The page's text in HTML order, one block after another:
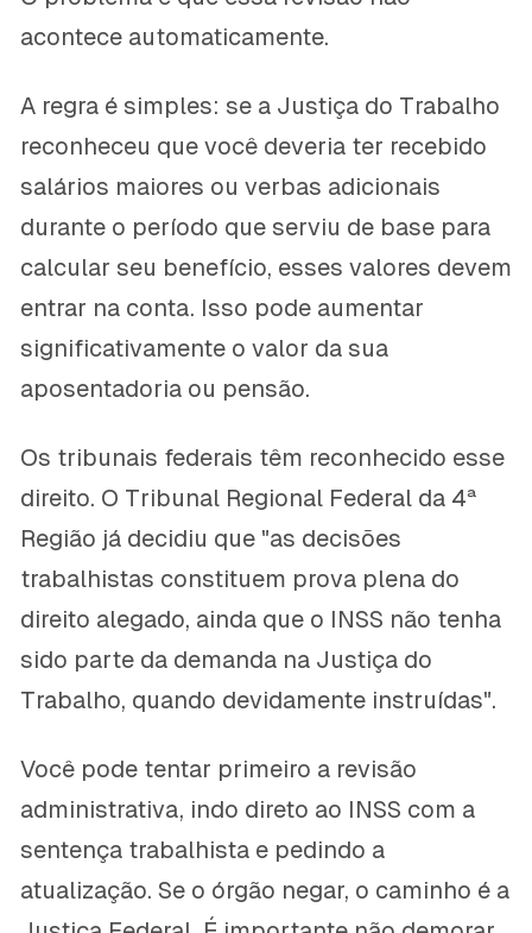
acontece automaticamente.
A regra é simples: se a Justiça do Trabalho
reconheceu que você deveria ter recebido
salários maiores ou verbas adicionais
durante o período que serviu de base para
calcular seu benefício, esses valores devem
entrar na conta. Isso pode aumentar
significativamente o valor da sua
aposentadoria ou pensão.
Os tribunais federais têm reconhecido esse
direito. O Tribunal Regional Federal da 4ª
Região já decidiu que "as decisões
trabalhistas constituem prova plena do
direito alegado, ainda que o INSS não tenha
sido parte da demanda na Justiça do
Trabalho, quando devidamente instruídas".
Você pode tentar primeiro a revisão
administrativa, indo direto ao INSS com a
sentença trabalhista e pedindo a
atualização. Se o órgão negar, o caminho é a